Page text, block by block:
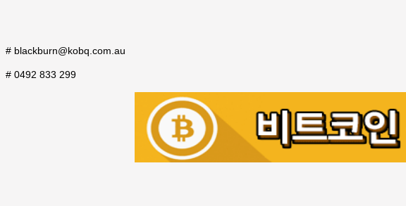
# blackburn@kobq.com.au
# 0492 833 299